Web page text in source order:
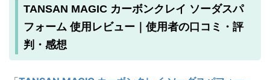
TANSAN MAGIC カーボンクレイ ソーダスパ
フォーム 使用レビュー｜使用者の口コミ・評
判・感想